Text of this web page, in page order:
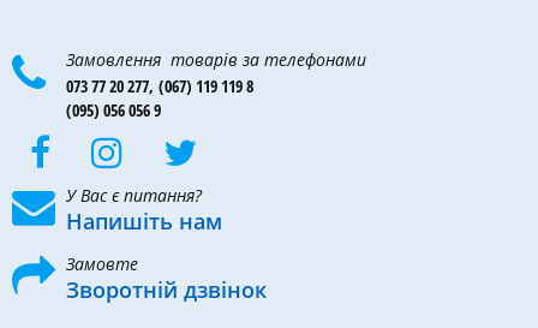
Замовлення товарів за телефонами
073 77 20 277, (067) 119 119 8
(095) 056 056 9
У Вас є питання?
Напишіть нам
Замовте
Зворотній дзвінок